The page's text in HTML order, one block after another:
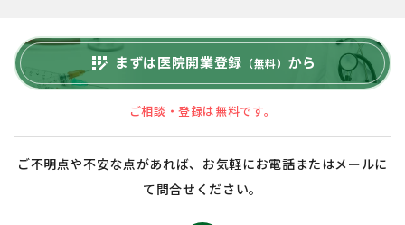
app_registration まずは医院開業登録 （無料） から
ご相談・登録は無料です。
ご不明点や不安な点があれば、お気軽にお電話またはメールに
て問合せください。